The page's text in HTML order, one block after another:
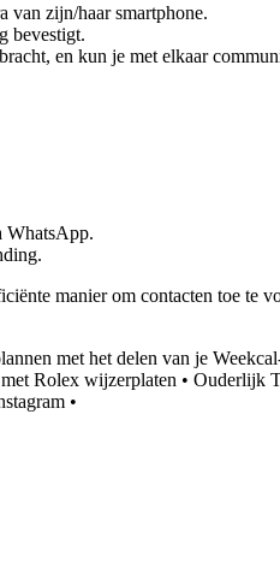
van zijn/haar smartphone.
bevestigt.
en kun je met elkaar
WhatsApp.
manier om contacten toe te
met het delen van je
Rolex wijzerplaten • Ouderlijk
•